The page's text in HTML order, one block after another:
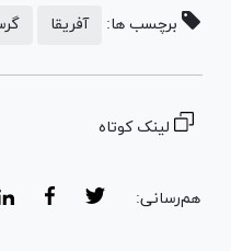
برچسب ها: آفریقا
لینک کوتاه
هم‌رسانی: